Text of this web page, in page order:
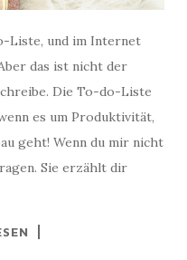
Liste, und im Internet
das ist nicht der
Die To-do-Liste
es um Produktivität,
geht! Wenn du mir nicht
Sie erzählt dir